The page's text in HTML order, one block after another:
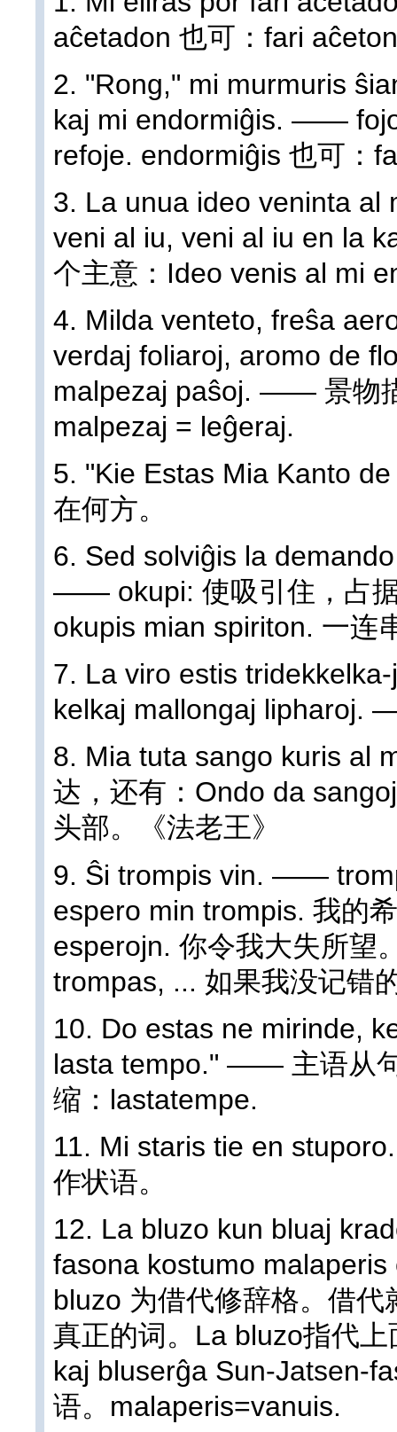
aĉetadon 也可：fari
2. "Rong," mi murmuris
kaj mi endormiĝis. ——
refoje. endormiĝis 也可：
3. La unua ideo veninta
veni al iu, veni al iu en la
个主意：Ideo venis al mi
4. Milda venteto, freŝa
verdaj foliaroj, aromo de
malpezaj paŝoj. —— 景物
malpezaj = leĝeraj.
5. "Kie Estas Mia Kanto
在何方。
6. Sed solviĝis la
—— okupi: 使吸引住，占
okupis mian spiriton. 一连
7. La viro estis
kelkaj mallongaj lipharoj.
8. Mia tuta sango kuris
达，还有：Ondo da
头部。《法老王》
9. Ŝi trompis vin. ——
espero min trompis. 我的
esperojn. 你令我大失所望
trompas, ... 如果我没记错
10. Do estas ne mirinde,
lasta tempo." —— 主语从
缩：lastatempe.
11. Mi staris tie en
作状语。
12. La bluzo kun bluaj
fasona kostumo
bluzo 为借代修辞格。借
真正的词。La bluzo指代
kaj bluserĝa Sun-Jatsen-
语。malaperis=vanuis.